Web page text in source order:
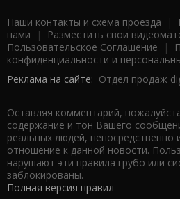
Наши контакты и схема проезда |
нами | Разместить свои
Пользовательское Соглашение |
конфиденциальности и
Реклама на сайте: Отдел продаж
Оставляя комментарий,
содержание и тон Вашего
реальных людей,
отношение к данной новости.
нарушают эти правила грубо или
заблокированы.
Полная версия правил